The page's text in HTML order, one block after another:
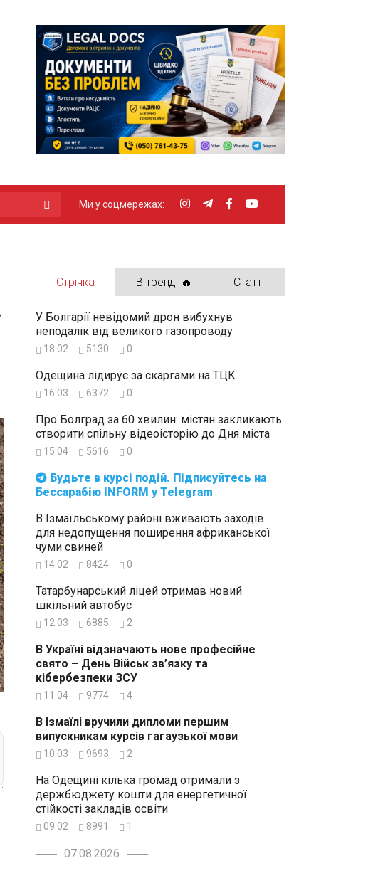
Ми у соцмережах:
Стрічка В тренді 🔥 Статті
Бессарабію INFORM у Telegram
У Болгарії невідомий дрон вибухнув
неподалік від великого газопроводу
18:02 5130 0
Одещина лідирує за скаргами на ТЦК
16:03 6372 0
Про Болград за 60 хвилин: містян закликають
створити спільну відеоісторію до Дня міста
15:04 5616 0
В Ізмаїльському районі вживають заходів
для недопущення поширення африканської
чуми свиней
14:02 8424 0
Татарбунарський ліцей отримав новий
шкільний автобус
12:03 6885 2
В Україні відзначають нове професійне
свято – День Військ зв’язку та
кібербезпеки ЗСУ
11:04 9774 4
В Ізмаїлі вручили дипломи першим
випускникам курсів гагаузької мови
10:03 9693 2
На Одещині кілька громад отримали з
держбюджету кошти для енергетичної
стійкості закладів освіти
09:02 8991 1
07.08.2026